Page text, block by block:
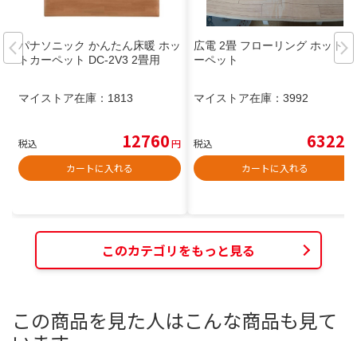
パナソニック かんたん床暖 ホッ
トカーペット DC-2V3 2畳用
マイストア在庫： 1813
税込 12760円
カートに入れる
広電 2畳 フローリング ホットカ
ーペット
マイストア在庫： 3992
税込 6322
カートに入れる
このカテゴリをもっと見る
この商品を見た人はこんな商品も見て